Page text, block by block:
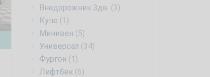
Внедорожник 3дв. (3)
Купе (1)
Минивен (5)
Универсал (34)
Фургон (1)
Лифтбек (6)